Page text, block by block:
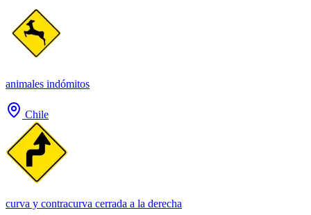
animales indómitos
Chile
curva y contracurva cerrada a la derecha